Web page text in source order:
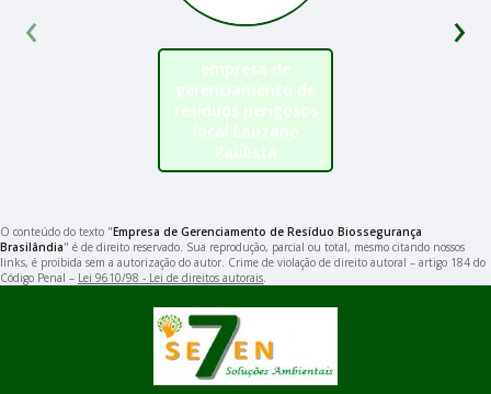
empresa de
gerenciamento de
resíduos perigosos
local Lauzane
Paulista
‹ ›
O conteúdo do texto "Empresa de Gerenciamento de Resíduo Biossegurança
Brasilândia" é de direito reservado. Sua reprodução, parcial ou total, mesmo citando nossos
links, é proibida sem a autorização do autor. Crime de violação de direito autoral – artigo 184 do
Código Penal – Lei 9610/98 - Lei de direitos autorais